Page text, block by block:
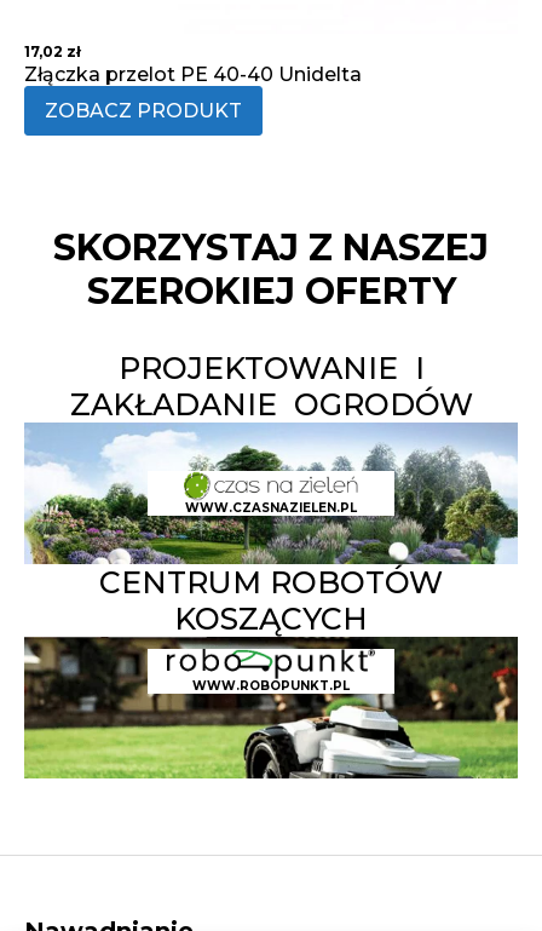
17,02 zł
Złączka przelot PE 40-40 Unidelta
ZOBACZ PRODUKT
SKORZYSTAJ Z NASZEJ
SZEROKIEJ OFERTY
PROJEKTOWANIE I
ZAKŁADANIE OGRODÓW
WWW.CZASNAZIELEN.PL
CENTRUM ROBOTÓW
KOSZĄCYCH
WWW.ROBOPUNKT.PL